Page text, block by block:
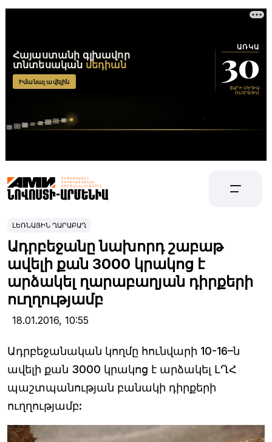
ԼԵՌՆԱՅԻՆ ՂԱՐԱԲԱՂ
Ադրբեջանը նախորդ շաբաթ
ավելի քան 3000 կրակոց է
արձակել ղարաբաղյան դիրքերի
ուղղությամբ
18.01.2016, 10:55
Ադրբեջանական կողմը հունվարի 10-16–ն
ավելի քան 3000 կրակոց է արձակել ԼՂՀ
պաշտպանության բանակի դիրքերի
ուղղությամբ: